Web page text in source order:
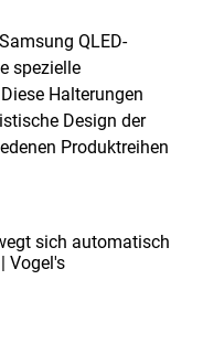
QLED-
spezielle
Halterungen
Design der
Produktreihen